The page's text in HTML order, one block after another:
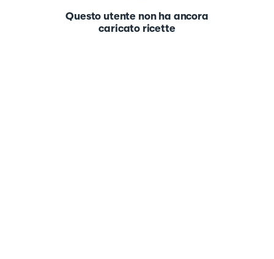
Questo utente non ha ancora
caricato ricette